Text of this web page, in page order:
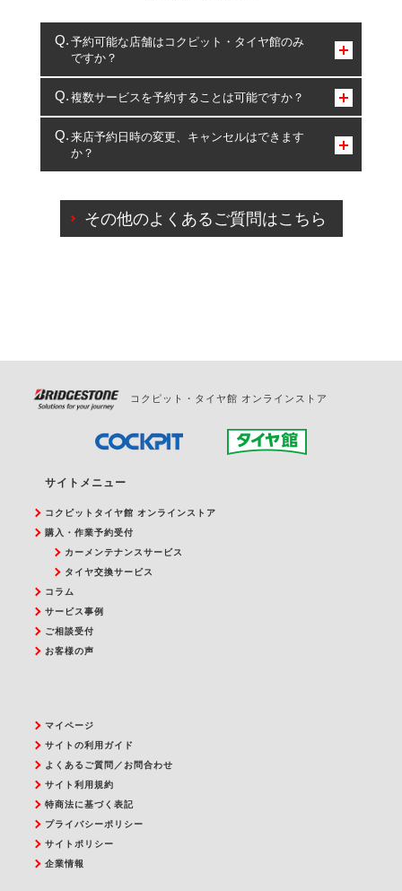
予約可能な店舗はコクピット・タイヤ館のみ
ですか？
コクピット・タイヤ館のみとなります。
複数サービスを予約することは可能ですか？
複数サービスのご予約は可能です。
一部の商品・サービスの組み合わせに限り、同時にご予約が
出来ないものもございます。
来店予約日時の変更、キャンセルはできます
か？
ご来店予約日の3営業日前を過ぎている場合のご予約
の日時変更につきましては、直接ご予約の店舗まで
その他のよくあるご質問はこちら
コクピット・タイヤ館 オンラインストア
サイトメニュー
コクピットタイヤ館 オンラインストア
購入・作業予約受付
カーメンテナンスサービス
タイヤ交換サービス
コラム
サービス事例
ご相談受付
お客様の声
マイページ
サイトの利用ガイド
よくあるご質問／お問合わせ
サイト利用規約
特商法に基づく表記
プライバシーポリシー
サイトポリシー
企業情報